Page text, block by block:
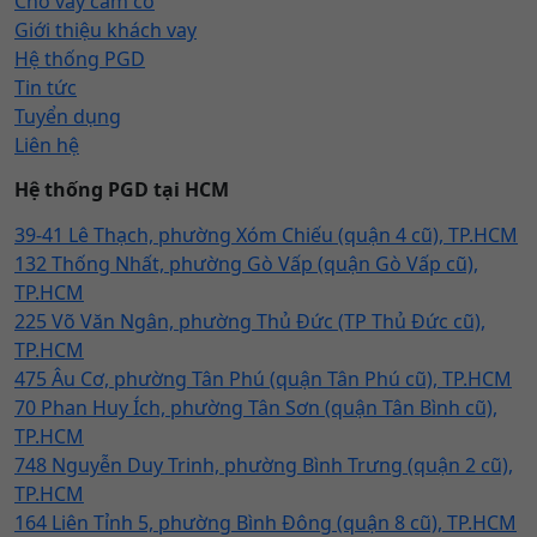
Giới thiệu khách vay
Hệ thống PGD
Tin tức
Tuyển dụng
Liên hệ
Hệ thống PGD tại HCM
39-41 Lê Thạch, phường Xóm Chiếu (quận 4 cũ), TP.HCM
132 Thống Nhất, phường Gò Vấp (quận Gò Vấp cũ),
TP.HCM
225 Võ Văn Ngân, phường Thủ Đức (TP Thủ Đức cũ),
TP.HCM
475 Âu Cơ, phường Tân Phú (quận Tân Phú cũ), TP.HCM
70 Phan Huy Ích, phường Tân Sơn (quận Tân Bình cũ),
TP.HCM
748 Nguyễn Duy Trinh, phường Bình Trưng (quận 2 cũ),
TP.HCM
164 Liên Tỉnh 5, phường Bình Đông (quận 8 cũ), TP.HCM